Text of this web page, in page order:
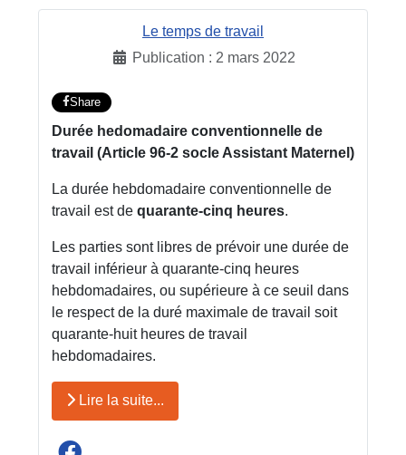
Le temps de travail
Publication : 2 mars 2022
Share
Durée hedomadaire conventionnelle de
travail (Article 96-2 socle Assistant Maternel)
La durée hebdomadaire conventionnelle de
travail est de quarante-cinq heures.
Les parties sont libres de prévoir une durée de
travail inférieur à quarante-cinq heures
hebdomadaires, ou supérieure à ce seuil dans
le respect de la duré maximale de travail soit
quarante-huit heures de travail
hebdomadaires.
Lire la suite...